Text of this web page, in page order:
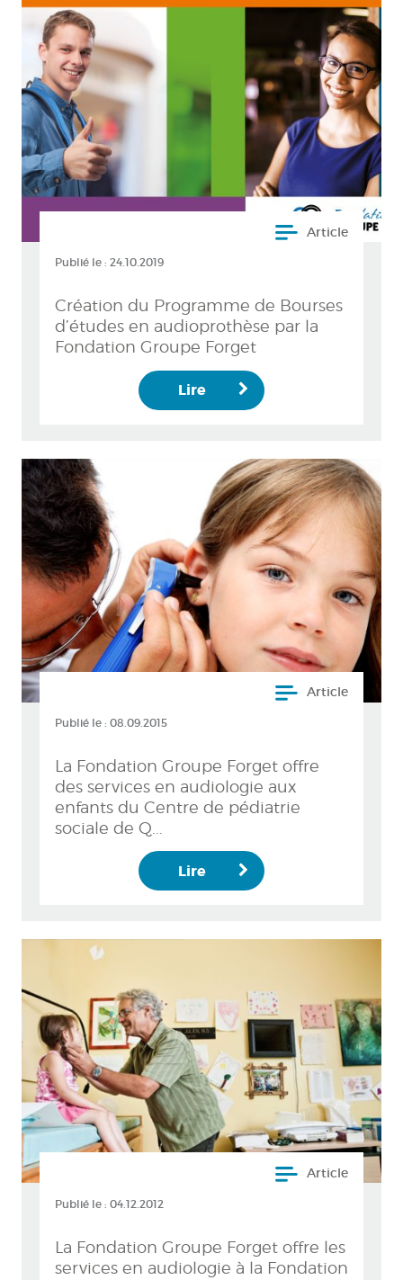
Article
Publié le : 24.10.2019
Création du Programme de Bourses
d’études en audioprothèse par la
Fondation Groupe Forget
Lire
Article
Publié le : 08.09.2015
La Fondation Groupe Forget offre
des services en audiologie aux
enfants du Centre de pédiatrie
sociale de Q...
Lire
Article
Publié le : 04.12.2012
La Fondation Groupe Forget offre les
services en audiologie à la Fondation